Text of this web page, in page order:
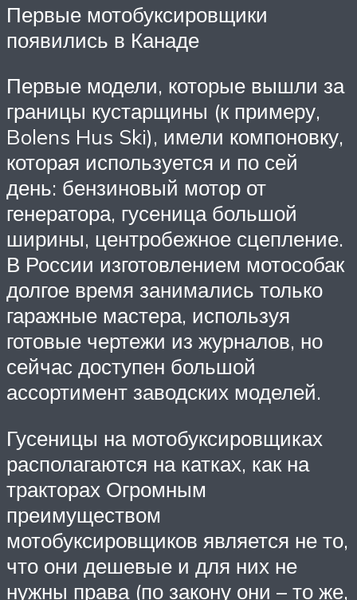
Первые мотобуксировщики
появились в Канаде
Первые модели, которые вышли за
границы кустарщины (к примеру,
Bolens Hus Ski), имели компоновку,
которая используется и по сей
день: бензиновый мотор от
генератора, гусеница большой
ширины, центробежное сцепление.
В России изготовлением мотособак
долгое время занимались только
гаражные мастера, используя
готовые чертежи из журналов, но
сейчас доступен большой
ассортимент заводских моделей.
Гусеницы на мотобуксировщиках
располагаются на катках, как на
тракторах Огромным
преимуществом
мотобуксировщиков является не то,
что они дешевые и для них не
нужны права (по закону они – то же,